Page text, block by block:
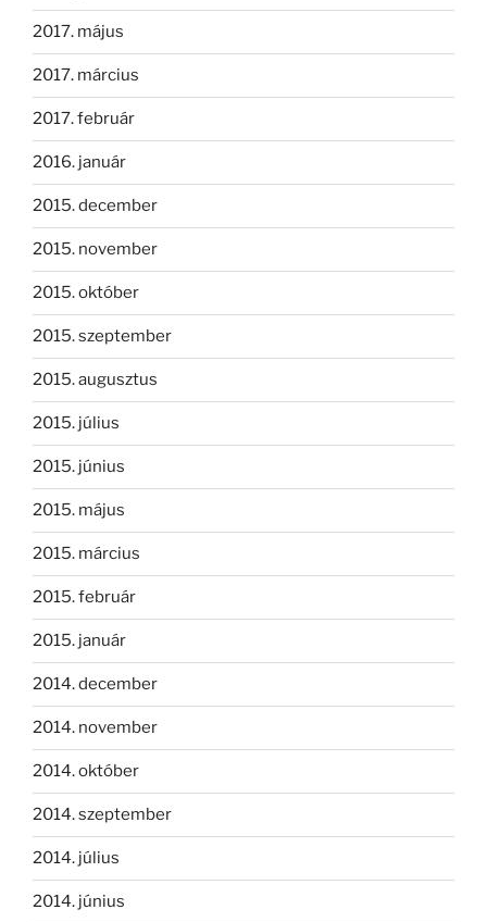
2017. május
2017. március
2017. február
2016. január
2015. december
2015. november
2015. október
2015. szeptember
2015. augusztus
2015. július
2015. június
2015. május
2015. március
2015. február
2015. január
2014. december
2014. november
2014. október
2014. szeptember
2014. július
2014. június